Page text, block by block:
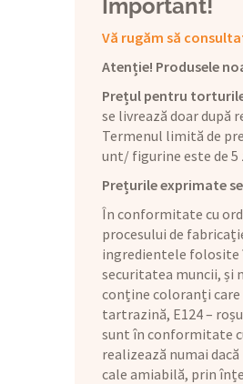
Important!
Vă rugăm să
Atenție! Produsele
Prețul pentru
se livrează doar după
Termenul limită de
unt/ figurine este de 5
Prețurile exprimate
În conformitate cu
procesului de
ingredientele folosite
securitatea muncii, și
conține coloranți care
tartrazină, E124 –
sunt în conformitate
realizează numai
cale amiabilă, prin